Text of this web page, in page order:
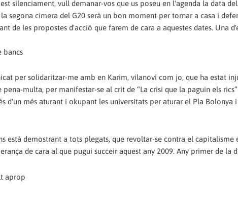
silenciament, vull demanar-vos que us poseu en l'agenda la data
segona cimera del G20 serà un bon moment per tornar a casa i
de les propostes d'acció que farem de cara a aquestes dates. Una
bancs
per solidaritzar-me amb en Karim, vilanoví com jo, que ha estat
multa, per manifestar-se al crit de “La crisi que la paguin els
d'un més aturant i okupant les universitats per aturar el Pla Bolonya
està demostrant a tots plegats, que revoltar-se contra el capitalisme
de cara al que pugui succeir aquest any 2009. Any primer de la
aprop